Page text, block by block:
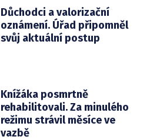
Důchodci a valorizační
oznámení. Úřad připomněl
svůj aktuální postup
Knížáka posmrtně
rehabilitovali. Za minulého
režimu strávil měsíce ve
vazbě